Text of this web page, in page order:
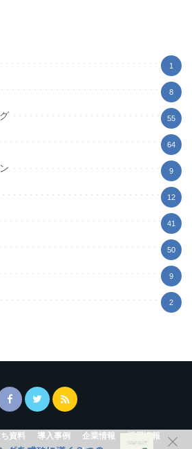
1
8
55
64
9
12
41
50
9
2
資料 導入事例 企業情報
採用情報